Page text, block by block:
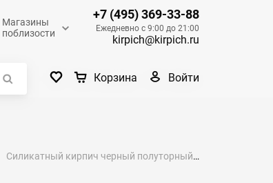
Магазины
поблизости
+7 (495) 369-33-88
Ежедневно с 9:00 до 21:00
kirpich@kirpich.ru
Корзина Войти
Силикатный кирпич черный полуторный рустированный ложок КЗСК